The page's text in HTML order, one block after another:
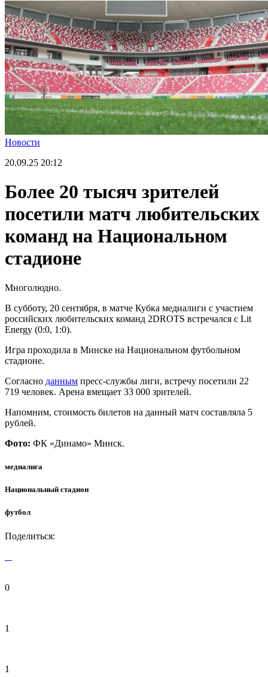
Новости
20.09.25 20:12
Более 20 тысяч зрителей
посетили матч любительских
команд на Национальном
стадионе
Многолюдно.
В субботу, 20 сентября, в матче Кубка медиалиги с участием
российских любительских команд 2DROTS встречался с Lit
Energy (0:0, 1:0).
Игра проходила в Минске на Национальном футбольном
стадионе.
Согласно данным пресс-службы лиги, встречу посетили 22
719 человек. Арена вмещает 33 000 зрителей.
Напомним, стоимость билетов на данный матч составляла 5
рублей.
Фото: ФК «Динамо» Минск.
медиалига
Национальный стадион
футбол
Поделиться:
0
1
1